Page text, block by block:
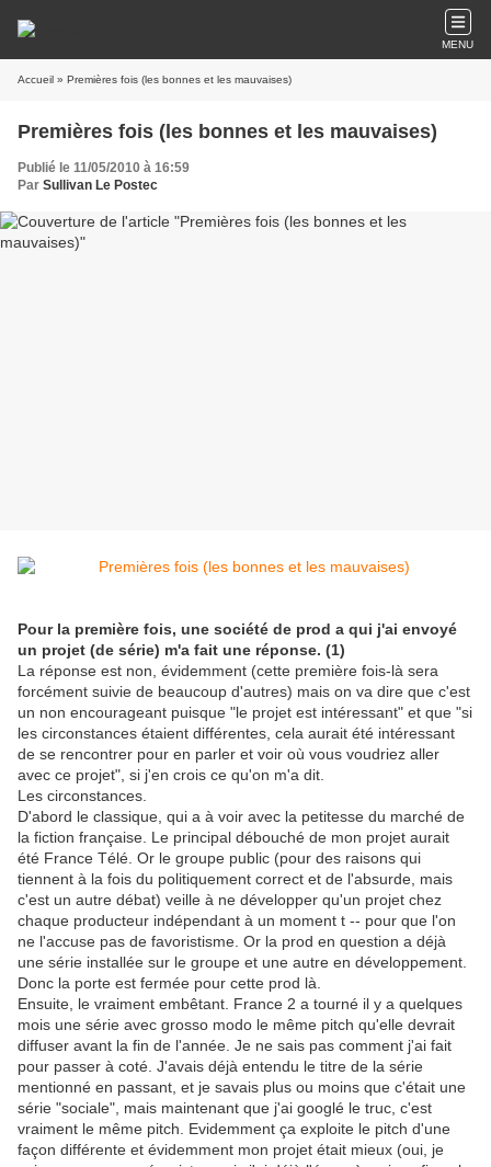
MENU
Accueil » Premières fois (les bonnes et les mauvaises)
Premières fois (les bonnes et les mauvaises)
Publié le 11/05/2010 à 16:59
Par Sullivan Le Postec
Pour la première fois, une société de prod a qui j'ai envoyé
un projet (de série) m'a fait une réponse. (1)
La réponse est non, évidemment (cette première fois-là sera
forcément suivie de beaucoup d'autres) mais on va dire que c'est
un non encourageant puisque "le projet est intéressant" et que "si
les circonstances étaient différentes, cela aurait été intéressant
de se rencontrer pour en parler et voir où vous voudriez aller
avec ce projet", si j'en crois ce qu'on m'a dit.
Les circonstances.
D'abord le classique, qui a à voir avec la petitesse du marché de
la fiction française. Le principal débouché de mon projet aurait
été France Télé. Or le groupe public (pour des raisons qui
tiennent à la fois du politiquement correct et de l'absurde, mais
c'est un autre débat) veille à ne développer qu'un projet chez
chaque producteur indépendant à un moment t -- pour que l'on
ne l'accuse pas de favoristisme. Or la prod en question a déjà
une série installée sur le groupe et une autre en développement.
Donc la porte est fermée pour cette prod là.
Ensuite, le vraiment embêtant. France 2 a tourné il y a quelques
mois une série avec grosso modo le même pitch qu'elle devrait
diffuser avant la fin de l'année. Je ne sais pas comment j'ai fait
pour passer à coté. J'avais déjà entendu le titre de la série
mentionné en passant, et je savais plus ou moins que c'était une
série "sociale", mais maintenant que j'ai googlé le truc, c'est
vraiment le même pitch. Evidemment ça exploite le pitch d'une
façon différente et évidemment mon projet était mieux (oui, je